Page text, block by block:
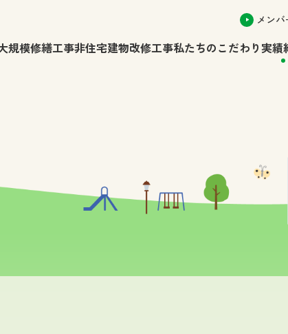
メン
規模修繕工事非住宅建物改修工事私たちのこだわり実績